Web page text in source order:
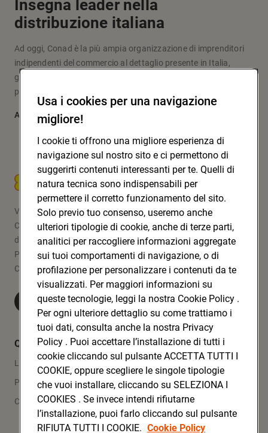
Insegna leader nella
distribuzione italiana
Ad oggi, Conad è la più ampia organizzazione di imprenditori
indipendenti del commercio al dettaglio presente in Italia,
grazie a un modello originale d’impresa e fare la spesa che
pone al centro le persone: i soci, i clienti, la comunità.
Approfondisci
CONAD SOC. COOP.
Via Michelino, 59 | 40127 BOLOGNA
Codice Fiscale e Registro Imprese
di Bologna 00865960157
PARTITA IVA 03320960374
CONAD SOC. COOP.
Visita Conad.it
Quicklinks
Lavora con noi
Press Area
Contatti
Usa i cookies per una navigazione
migliore!
I cookie ti offrono una migliore esperienza di
navigazione sul nostro sito e ci permettono di
suggerirti contenuti interessanti per te. Quelli di
natura tecnica sono indispensabili per
permettere il corretto funzionamento del sito.
Solo previo tuo consenso, useremo anche
ulteriori tipologie di cookie, anche di terze parti,
analitici per raccogliere informazioni aggregate
sui tuoi comportamenti di navigazione, o di
profilazione per personalizzare i contenuti da te
visualizzati. Per maggiori informazioni su
queste tecnologie, leggi la nostra Cookie Policy .
Per ogni ulteriore dettaglio su come trattiamo i
tuoi dati, consulta anche la nostra Privacy
Policy . Puoi accettare l’installazione di tutti i
cookie cliccando sul pulsante ACCETTA TUTTI I
COOKIE, oppure scegliere le singole tipologie
che vuoi installare, cliccando su SELEZIONA I
COOKIES . Se invece intendi rifiutarne
l’installazione, puoi farlo cliccando sul pulsante
RIFIUTA TUTTI I COOKIE. Cookie Policy